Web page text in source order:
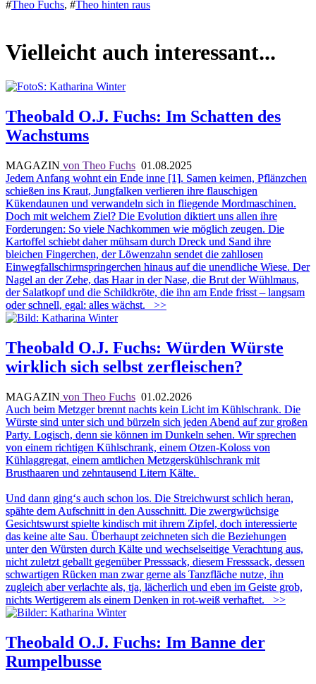
#Theo Fuchs, #Theo hinten raus
Vielleicht auch interessant...
Theobald O.J. Fuchs: Im Schatten des
Wachstums
MAGAZIN von Theo Fuchs 01.08.2025
Jedem Anfang wohnt ein Ende inne [1]. Samen keimen, Pflänzchen
schießen ins Kraut, Jungfalken verlieren ihre flauschigen
Kükendaunen und verwandeln sich in fliegende Mordmaschinen.
Doch mit welchem Ziel? Die Evolution diktiert uns allen ihre
Forderungen: So viele Nachkommen wie möglich zeugen. Die
Kartoffel schiebt daher mühsam durch Dreck und Sand ihre
bleichen Fingerchen, der Löwenzahn sendet die zahllosen
Einwegfallschirmspringerchen hinaus auf die unendliche Wiese. Der
Nagel an der Zehe, das Haar in der Nase, die Brut der Wühlmaus,
der Salatkopf und die Schildkröte, die ihn am Ende frisst – langsam
oder schnell, egal: alles wächst.
>>
Theobald O.J. Fuchs: Würden Würste
wirklich sich selbst zerfleischen?
MAGAZIN von Theo Fuchs 01.02.2026
Auch beim Metzger brennt nachts kein Licht im Kühlschrank. Die
Würste sind unter sich und bürzeln sich jeden Abend auf zur großen
Party. Logisch, denn sie können im Dunkeln sehen. Wir sprechen
von einem richtigen Kühlschrank, einem Otzen-Koloss von
Kühlaggregat, einem amtlichen Metzgerskühlschrank mit
Brusthaaren und zehntausend Litern Kälte.
Und dann ging‘s auch schon los. Die Streichwurst schlich heran,
spähte dem Aufschnitt in den Ausschnitt. Die zwergwüchsige
Gesichtswurst spielte kindisch mit ihrem Zipfel, doch interessierte
das keine alte Sau. Überhaupt zeichneten sich die Beziehungen
unter den Würsten durch Kälte und wechselseitige Verachtung aus,
nicht zuletzt geballt gegenüber Presssack, diesem Fresssack, dessen
schwartigen Rücken man zwar gerne als Tanzfläche nutze, ihn
zugleich aber verlachte als, tja, lächerlich und eben im Geiste grob,
nichts Wertigerem als einem Denken in rot-weiß verhaftet.
>>
Theobald O.J. Fuchs: Im Banne der
Rumpelbusse